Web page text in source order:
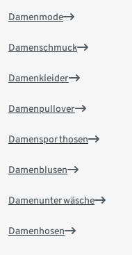
Damenmode
Damenschmuck
Damenkleider
Damenpullover
Damensporthosen
Damenblusen
Damenunterwäsche
Damenhosen